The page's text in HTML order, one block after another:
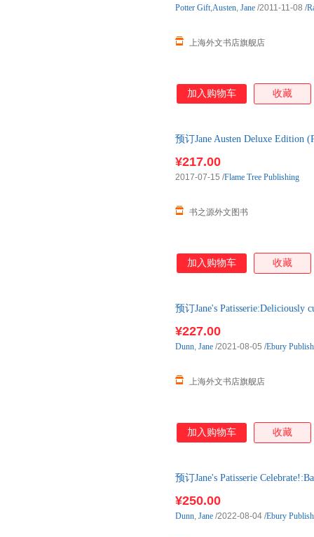
上海外文书店旗舰店
Potter Gift,Austen, Jane /2011-11-08 /
加入购物车 收藏
预订Jane Austen Deluxe Edition
¥217.00
书之源外文图书
2017-07-15 /Flame Tree Publishing
加入购物车 收藏
预订Jane's Patisserie:Deliciously
¥227.00
上海外文书店旗舰店
Dunn, Jane /2021-08-05 /Ebury
加入购物车 收藏
预订Jane's Patisserie
¥250.00
Dunn, Jane /2022-08-04 /Ebury